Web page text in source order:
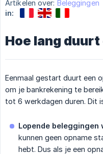
Artikelen over: Beleggingen
in:
Hoe lang
Eenmaal gestart duurt een
om je bankrekening te
tot 6 werkdagen duren. Dit
Lopende beleggingen
kunnen geen opname
hebt. Dus als je een